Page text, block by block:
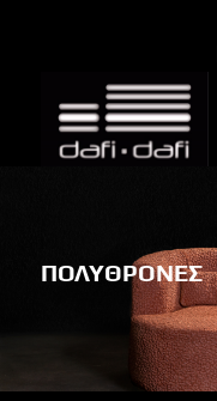
ΠΟΛΥΘΡΟΝΕΣ